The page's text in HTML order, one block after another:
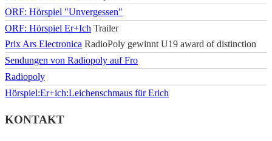
ORF: Hörspiel "Unvergessen"
ORF: Hörspiel Er+Ich Trailer
Prix Ars Electronica RadioPoly gewinnt U19 award of distinction
Sendungen von Radiopoly auf Fro
Radiopoly
Hörspiel:Er+ich:Leichenschmaus für Erich
KONTAKT